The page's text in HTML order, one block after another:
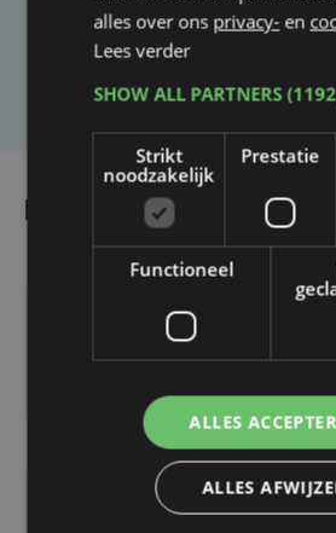
Lees ook
alles over ons privacy- en
Lees verder
SHOW ALL PARTNERS
Strikt
noodzakelijk
Prestatie
Functioneel
ALLES
ALLES